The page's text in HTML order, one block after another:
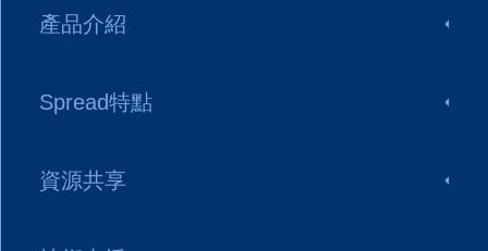
產品介紹
Spread特點
資源共享